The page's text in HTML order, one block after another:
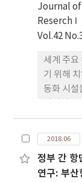
Journal
Reserch
Vol.42
세계 주요
기 위해
동화 시설
스템 설계
미널의 야
다른 컨테
기 때문이
고객에게
2018.06
정부 간
연구: 부산